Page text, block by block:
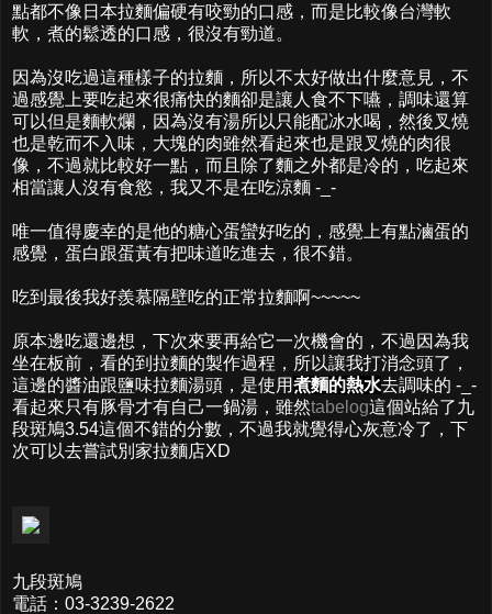
點都不像日本拉麵偏硬有咬勁的口感，而是比較像台灣軟
軟，煮的鬆透的口感，很沒有勁道。
因為沒吃過這種樣子的拉麵，所以不太好做出什麼意見，不
過感覺上要吃起來很痛快的麵卻是讓人食不下嚥，調味還算
可以但是麵軟爛，因為沒有湯所以只能配冰水喝，然後叉燒
也是乾而不入味，大塊的肉雖然看起來也是跟叉燒的肉很
像，不過就比較好一點，而且除了麵之外都是冷的，吃起來
相當讓人沒有食慾，我又不是在吃涼麵 -_-
唯一值得慶幸的是他的糖心蛋蠻好吃的，感覺上有點滷蛋的
感覺，蛋白跟蛋黃有把味道吃進去，很不錯。
吃到最後我好羨慕隔壁吃的正常拉麵啊~~~~~
原本邊吃還邊想，下次來要再給它一次機會的，不過因為我
坐在板前，看的到拉麵的製作過程，所以讓我打消念頭了，
這邊的醬油跟鹽味拉麵湯頭，是使用煮麵的熱水去調味的 -_-
看起來只有豚骨才有自己一鍋湯，雖然tabelog這個站給了九
段斑鳩3.54這個不錯的分數，不過我就覺得心灰意冷了，下
次可以去嘗試別家拉麵店XD
九段斑鳩
電話：03-3239-2622